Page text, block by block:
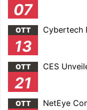
07
OTT
13
Cybertech
OTT
21
CES
OTT NetEye